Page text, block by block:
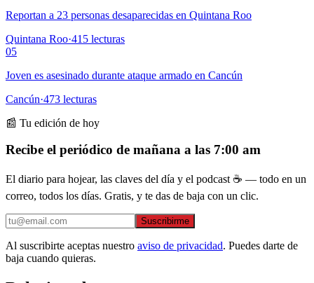
Reportan a 23 personas desaparecidas en Quintana Roo
Quintana Roo·415 lecturas
05
Joven es asesinado durante ataque armado en Cancún
Cancún·473 lecturas
📰 Tu edición de hoy
Recibe el periódico de mañana a las 7:00 am
El diario para hojear, las claves del día y el podcast ☕ — todo en un
correo, todos los días. Gratis, y te das de baja con un clic.
Suscribirme
Al suscribirte aceptas nuestro aviso de privacidad. Puedes darte de
baja cuando quieras.